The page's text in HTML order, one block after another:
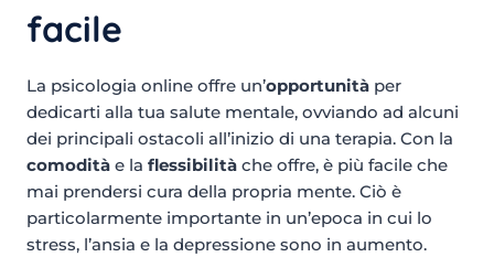
facile
La psicologia online offre un’opportunità per
dedicarti alla tua salute mentale, ovviando ad alcuni
dei principali ostacoli all’inizio di una terapia. Con la
comodità e la flessibilità che offre, è più facile che
mai prendersi cura della propria mente. Ciò è
particolarmente importante in un’epoca in cui lo
stress, l’ansia e la depressione sono in aumento.